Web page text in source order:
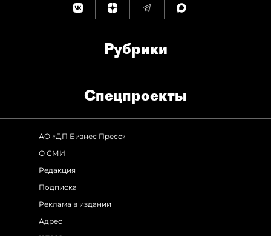
Рубрики
Спец­проекты
АО «ДП Бизнес Пресс»
О СМИ
Редакция
Подписка
Реклама в издании
Адрес